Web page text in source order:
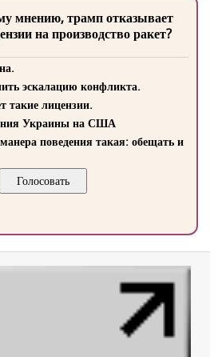
мнению, трамп отказывает
на производство ракет?
эскалацию конфликта.
такие лицензии.
Украины на США
поведения такая: обещать и